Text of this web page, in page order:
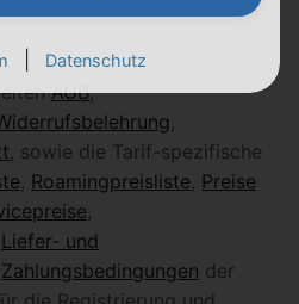
AGB,
,
, sowie die Tarif-spezifische
, Roamingpreisliste, Preise
,
Liefer- und
Zahlungsbedingungen der
Datenschutz